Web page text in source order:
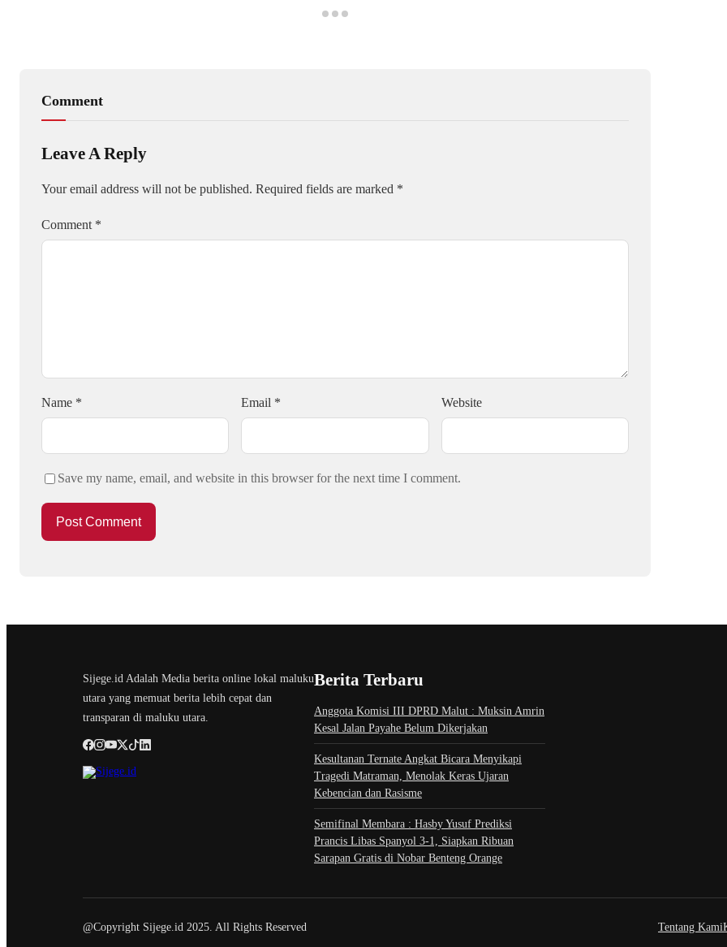
Comment
Leave A Reply
Your email address will not be published. Required fields are marked *
Comment *
Name * Email * Website
Save my name, email, and website in this browser for the next time I comment.
Sijege.id Adalah Media berita online lokal maluku
utara yang memuat berita lebih cepat dan
transparan di maluku utara.
Berita Terbaru
Anggota Komisi III DPRD Malut : Muksin Amrin
Kesal Jalan Payahe Belum Dikerjakan
Kesultanan Ternate Angkat Bicara Menyikapi
Tragedi Matraman, Menolak Keras Ujaran
Kebencian dan Rasisme
Semifinal Membara : Hasby Yusuf Prediksi
Prancis Libas Spanyol 3-1, Siapkan Ribuan
Sarapan Gratis di Nobar Benteng Orange
Tentang Kami
@Copyright Sijege.id 2025. All Rights Reserved